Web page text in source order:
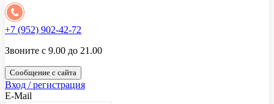
+7 (952) 902-42-72
Звоните с 9.00 до 21.00
Сообщение с сайта
Вход / регистрация
E-Mail